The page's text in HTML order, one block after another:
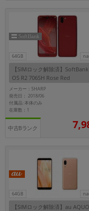
64GB
【SIMロック解除済】
OS R2 706SH Rose Red
メーカー：SHARP
発売日： 2018/06
付属品: 本体のみ
在庫数：1
中古Bランク
64GB
【SIMロック解除済】au
CPUの絞り込み
OS
OSの絞り込み
メモリ
容量
モニタサイズ
~